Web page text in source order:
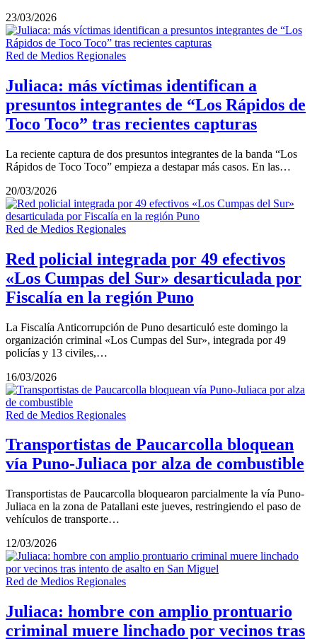
23/03/2026
Red de Medios Regionales
Juliaca: más víctimas identifican a
presuntos integrantes de “Los Rápidos de
Toco Toco” tras recientes capturas
La reciente captura de dos presuntos integrantes de la banda “Los
Rápidos de Toco Toco” empieza a destapar más casos. En las…
20/03/2026
Red de Medios Regionales
Red policial integrada por 49 efectivos
«Los Cumpas del Sur» desarticulada por
Fiscalía en la región Puno
La Fiscalía Anticorrupción de Puno desarticuló este domingo la
organización criminal «Los Cumpas del Sur», integrada por 49
policías y 13 civiles,…
16/03/2026
Red de Medios Regionales
Transportistas de Paucarcolla bloquean
vía Puno-Juliaca por alza de combustible
Transportistas de Paucarcolla bloquearon parcialmente la vía Puno-
Juliaca en la zona de Patallani este jueves, restringiendo el paso de
vehículos de transporte…
12/03/2026
Red de Medios Regionales
Juliaca: hombre con amplio prontuario
criminal muere linchado por vecinos tras